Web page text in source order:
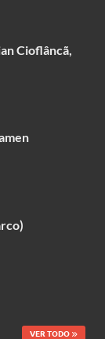
Cioflâncã,
VER TODO